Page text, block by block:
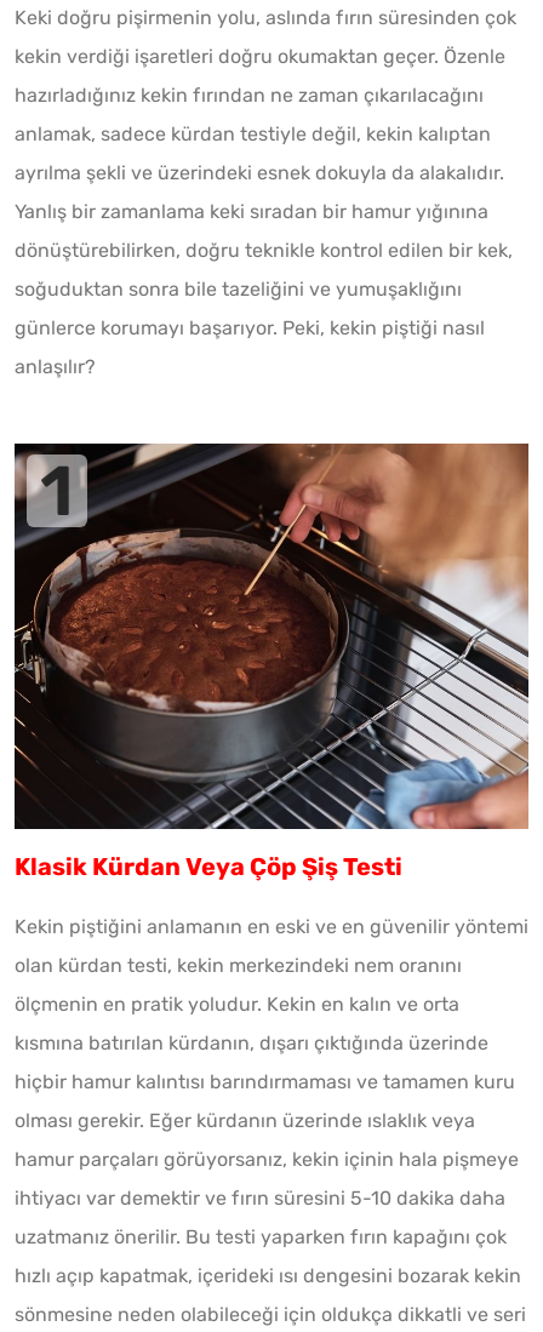
Keki doğru pişirmenin yolu, aslında fırın süresinden çok
kekin verdiği işaretleri doğru okumaktan geçer. Özenle
hazırladığınız kekin fırından ne zaman çıkarılacağını
anlamak, sadece kürdan testiyle değil, kekin kalıptan
ayrılma şekli ve üzerindeki esnek dokuyla da alakalıdır.
Yanlış bir zamanlama keki sıradan bir hamur yığınına
dönüştürebilirken, doğru teknikle kontrol edilen bir kek,
soğuduktan sonra bile tazeliğini ve yumuşaklığını
günlerce korumayı başarıyor. Peki, kekin piştiği nasıl
anlaşılır?
Klasik Kürdan Veya Çöp Şiş Testi
Kekin piştiğini anlamanın en eski ve en güvenilir yöntemi
olan kürdan testi, kekin merkezindeki nem oranını
ölçmenin en pratik yoludur. Kekin en kalın ve orta
kısmına batırılan kürdanın, dışarı çıktığında üzerinde
hiçbir hamur kalıntısı barındırmaması ve tamamen kuru
olması gerekir. Eğer kürdanın üzerinde ıslaklık veya
hamur parçaları görüyorsanız, kekin içinin hala pişmeye
ihtiyacı var demektir ve fırın süresini 5-10 dakika daha
uzatmanız önerilir. Bu testi yaparken fırın kapağını çok
hızlı açıp kapatmak, içerideki ısı dengesini bozarak kekin
sönmesine neden olabileceği için oldukça dikkatli ve seri